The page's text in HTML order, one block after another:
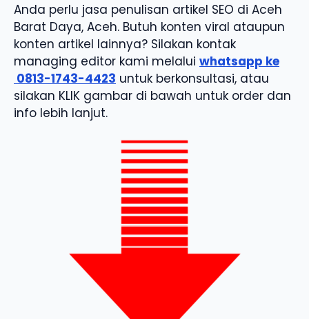
Anda perlu jasa penulisan artikel SEO di Aceh
Barat Daya, Aceh. Butuh konten viral ataupun
konten artikel lainnya? Silakan kontak
managing editor kami melalui whatsapp ke
0813-1743-4423 untuk berkonsultasi, atau
silakan KLIK gambar di bawah untuk order dan
info lebih lanjut.